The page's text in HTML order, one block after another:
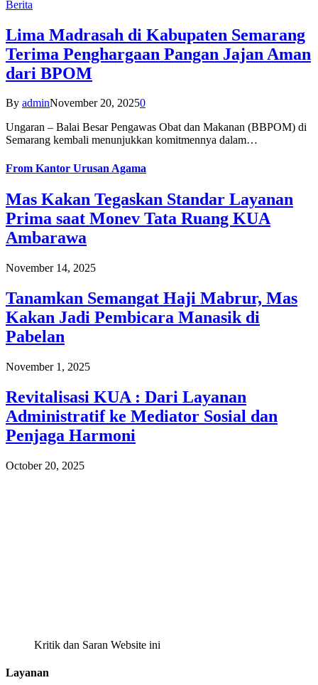
Berita
Lima Madrasah di Kabupaten Semarang
Terima Penghargaan Pangan Jajan Aman
dari BPOM
By adminNovember 20, 20250
Ungaran – Balai Besar Pengawas Obat dan Makanan (BBPOM) di
Semarang kembali menunjukkan komitmennya dalam…
From Kantor Urusan Agama
Mas Kakan Tegaskan Standar Layanan
Prima saat Monev Tata Ruang KUA
Ambarawa
November 14, 2025
Tanamkan Semangat Haji Mabrur, Mas
Kakan Jadi Pembicara Manasik di
Pabelan
November 1, 2025
Revitalisasi KUA : Dari Layanan
Administratif ke Mediator Sosial dan
Penjaga Harmoni
October 20, 2025
Kritik dan Saran Website ini
Layanan